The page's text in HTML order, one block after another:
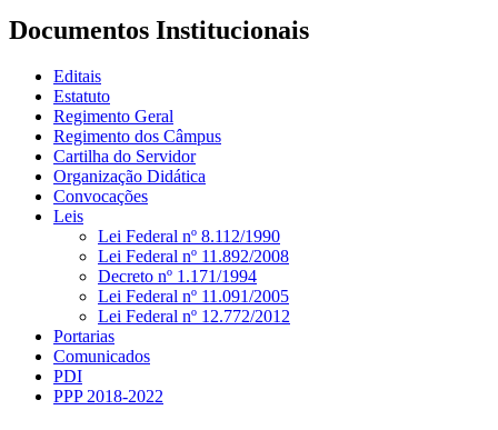
Documentos Institucionais
Editais
Estatuto
Regimento Geral
Regimento dos Câmpus
Cartilha do Servidor
Organização Didática
Convocações
Leis
Lei Federal nº 8.112/1990
Lei Federal nº 11.892/2008
Decreto nº 1.171/1994
Lei Federal nº 11.091/2005
Lei Federal nº 12.772/2012
Portarias
Comunicados
PDI
PPP 2018-2022